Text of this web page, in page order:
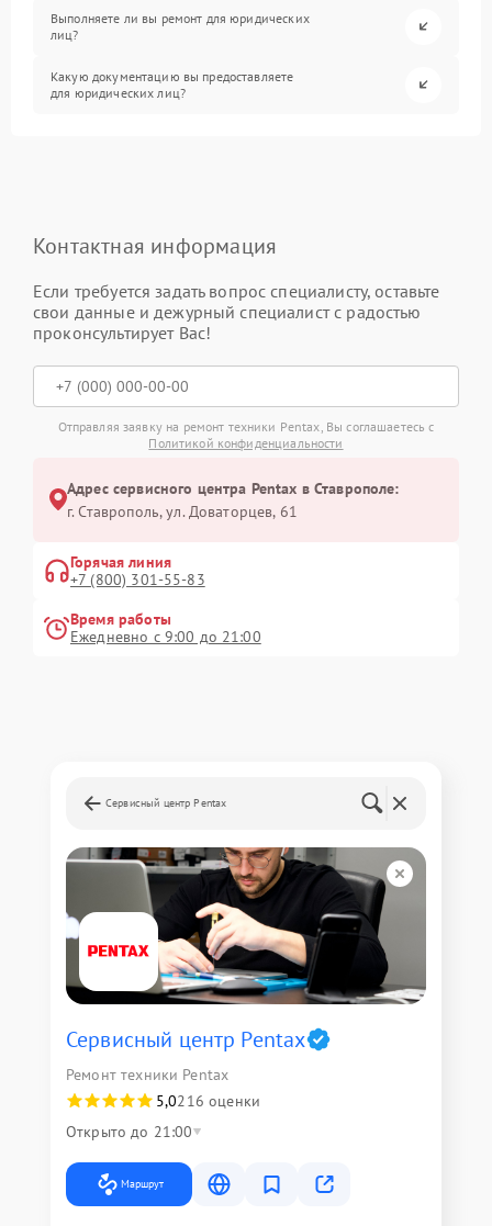
Выполняете ли вы ремонт для юридических
лиц?
Какую документацию вы предоставляете
для юридических лиц?
Контактная информация
Если требуется задать вопрос специалисту, оставьте
свои данные и дежурный специалист с радостью
проконсультирует Вас!
Отправляя заявку на ремонт техники Pentax, Вы соглашаетесь с
Политикой конфиденциальности
Адрес сервисного центра Pentax в Ставрополе:
г. Ставрополь, ул. Доваторцев, 61
Горячая линия
+7 (800) 301-55-83
Время работы
Ежедневно с 9:00 до 21:00
Сервисный центр Pentax
Сервисный центр Pentax
Ремонт техники Pentax
5,0216 оценки
Открыто до 21:00
Маршрут